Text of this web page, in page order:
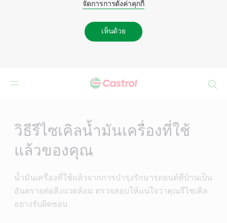
จัดการการตั้งค่าคุกกี้
เห็นด้วย
วิธีรีไซเคิลน้ำมันเครื่องที่ใช้
แล้วของคุณ
น้ำมันเครื่องที่ใช้แล้วจากการบำรุงรักษารถยนต์ที่บ้านเป็น
อันตรายต่อสิ่งแวดล้อม ตรวจสอบให้แน่ใจว่าคุณรีไซเคิล
อย่างรับผิดชอบ